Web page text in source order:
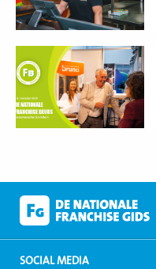
meer
SOCIAL MEDIA